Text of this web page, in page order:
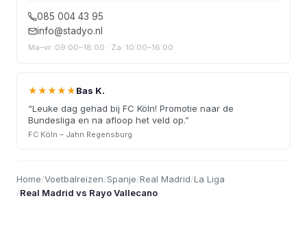
085 004 43 95
info@stadyo.nl
Ma–vr: 09:00–18:00 · Za: 10:00–16:00
★★★★★Bas K.
“Leuke dag gehad bij FC Köln! Promotie naar de
Bundesliga en na afloop het veld op.”
FC Köln – Jahn Regensburg
Home/Voetbalreizen/Spanje/Real Madrid/La Liga
/Real Madrid vs Rayo Vallecano